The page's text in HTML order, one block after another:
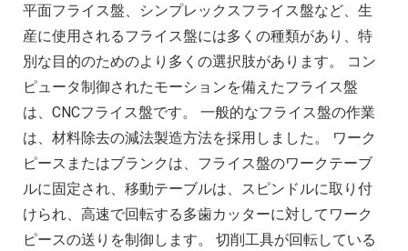
平面フライス盤、シンプレックスフライス盤など、生
産に使用されるフライス盤には多くの種類があり、特
別な目的のためのより多くの選択肢があります。 コン
ピュータ制御されたモーションを備えたフライス盤
は、CNCフライス盤です。 一般的なフライス盤の作業
は、材料除去の減法製造方法を採用しました。 ワーク
ピースまたはブランクは、フライス盤のワークテーブ
ルに固定され、移動テーブルは、スピンドルに取り付
けられ、高速で回転する多歯カッターに対してワーク
ピースの送りを制御します。 切削工具が回転している